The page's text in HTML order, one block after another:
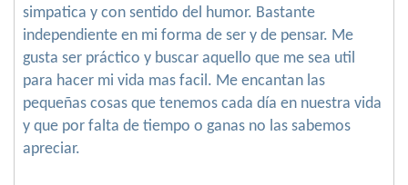
simpatica y con sentido del humor. Bastante
independiente en mi forma de ser y de pensar. Me
gusta ser práctico y buscar aquello que me sea util
para hacer mi vida mas facil. Me encantan las
pequeñas cosas que tenemos cada día en nuestra vida
y que por falta de tiempo o ganas no las sabemos
apreciar.